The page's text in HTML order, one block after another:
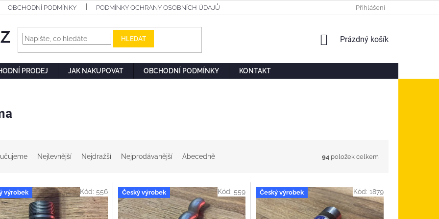
OBCHODNÍ PODMÍNKY PODMÍNKY OCHRANY OSOBNÍCH ÚDAJŮ Přihlášení
HLEDAT
NÁKUPNÍ
Prázdný košík
PRODEJ JAK NAKUPOVAT OBCHODNÍ PODMÍNKY KONTAKT
Nejlevnější Nejdražší Nejprodávanější Abecedně 94 položek celkem
výrobek Kód: 556 Český výrobek Kód: 559 Český výrobek Kód: 1879